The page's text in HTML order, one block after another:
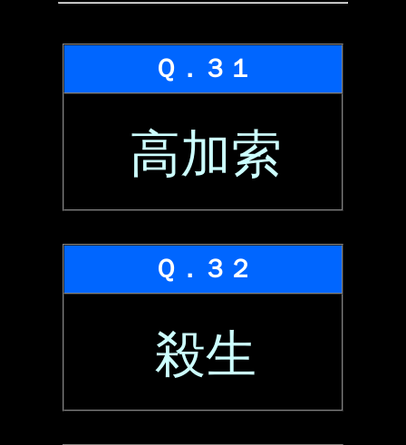
Ｑ．３１
高加索
Ｑ．３２
殺生